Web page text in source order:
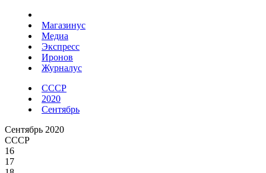
Магазинус
Медиа
Экспресс
Иронов
Журналус
СССР
2020
Сентябрь
Сентябрь 2020
СССР
16
17